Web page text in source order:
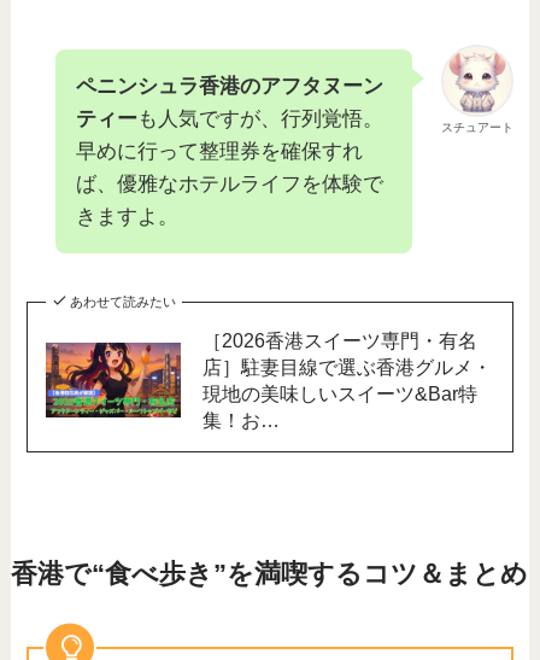
スチュアート
ペニンシュラ香港のアフタヌーン
ティーも人気ですが、行列覚悟。
早めに行って整理券を確保すれ
ば、優雅なホテルライフを体験で
きますよ。
あわせて読みたい
［2026香港スイーツ専門・有名
店］駐妻目線で選ぶ香港グルメ・
現地の美味しいスイーツ&Bar特
集！お…
香港で“食べ歩き”を満喫するコツ＆まとめ